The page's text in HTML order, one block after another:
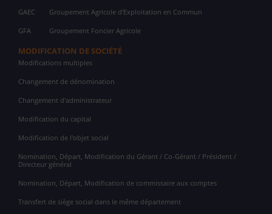
GAEC Groupement Agricole d'Exploitation en Commun
GFA Groupement Foncier Agricole
MODIFICATION DE SOCIÉTÉ
Modifications multiples
Changement de dénomination
Changement d'administrateur
Modification du capital
Modification de l'objet social
Nomination, Départ, Modification du Gérant / Co-Gérant / Président /
Directeur général
Nomination, Départ, Modification de commissaire aux comptes
Transfert de siège social dans le même département